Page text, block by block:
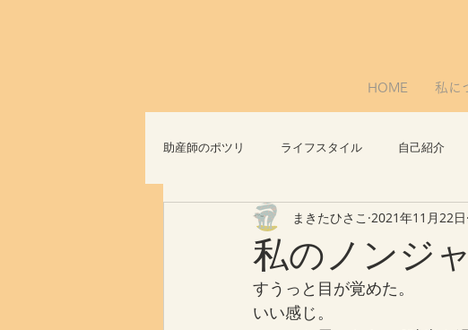
HOME 私に
助産師のポツリ ライフスタイル 自己紹介
おっぱいについて 思い出
私のノンジ
まきたひさこ 2021年11月22日
すうっと目が覚めた。
いい感じ。